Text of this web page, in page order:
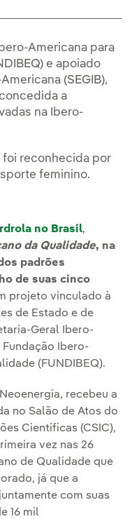
Americana para
e apoiado
(SEGIB),
a
na Ibero-
reconhecida por
feminino.
no Brasil,
da Qualidade, na
padrões
de suas cinco
projeto vinculado à
de Estado e de
Geral Ibero-
Fundação Ibero-
(FUNDIBEQ).
recebeu a
no Salão de Atos do
Científicas (CSIC),
vez nas 26
de Qualidade que
já que a
com suas
16 mil